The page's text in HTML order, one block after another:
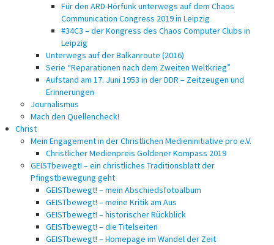
Für den ARD-Hörfunk unterwegs auf dem Chaos
Communication Congress 2019 in Leipzig
#34C3 – der Kongress des Chaos Computer Clubs in
Leipzig
Unterwegs auf der Balkanroute (2016)
Serie “Reparationen nach dem Zweiten Weltkrieg”
Aufstand am 17. Juni 1953 in der DDR – Zeitzeugen und
Erinnerungen
Journalismus
Mach den Quellencheck!
Christ
Mein Engagement in der Christlichen Medieninitiative pro e.V.
Christlicher Medienpreis Goldener Kompass 2019
GEISTbewegt! – ein christliches Traditionsblatt der
Pfingstbewegung geht
GEISTbewegt! – mein Abschiedsfotoalbum
GEISTbewegt! – meine Kritik am Aus
GEISTbewegt! – historischer Rückblick
GEISTbewegt! – die Titelseiten
GEISTbewegt! – Homepage im Wandel der Zeit